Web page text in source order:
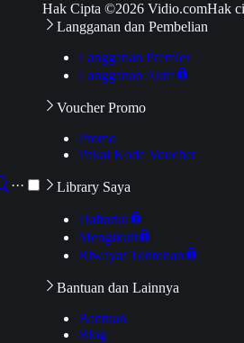
···
Hak Cipta ©2026 Vidio.comHak
Langganan dan Pembelian
Langganan Premier
Langganan Aktif
Voucher Promo
Promo
Pakai Kode Voucher
Library Saya
Daftarku
Mengikuti
Riwayat Tontonan
Bantuan dan Lainnya
Bantuan
Blog